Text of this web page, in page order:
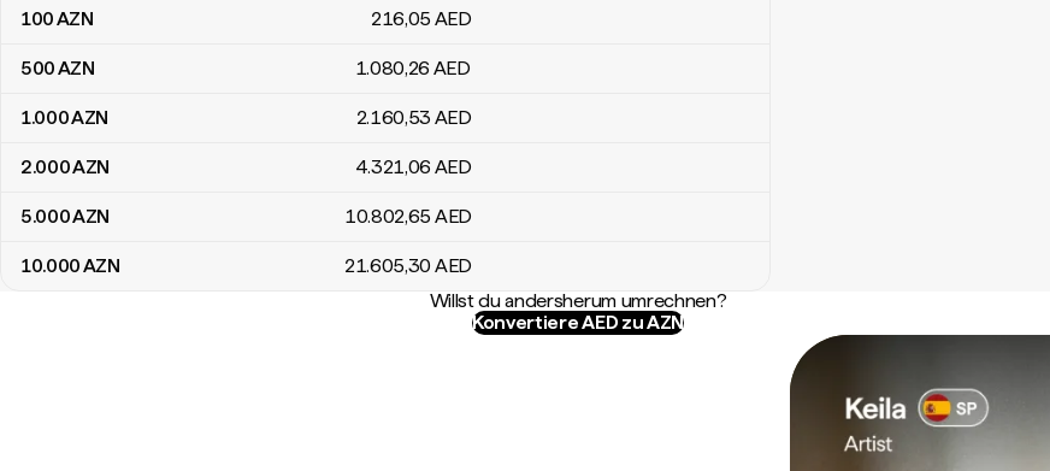
100AZN 216,05 AED
500AZN 1.080,26 AED
1.000AZN 2.160,53 AED
2.000AZN 4.321,06 AED
5.000AZN 10.802,65 AED
10.000AZN 21.605,30 AED
Willst du andersherum umrechnen?
Konvertiere AED zu AZN